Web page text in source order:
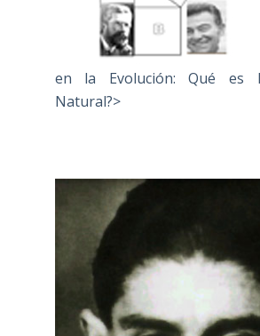
en la Evolución: Qué es
Natural?>